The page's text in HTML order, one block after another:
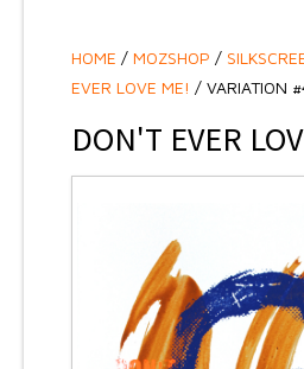
SCULPTURES
CONTACT
HOME / MOZSHOP /
EVER LOVE ME! / VARIATION
DON'T EVER